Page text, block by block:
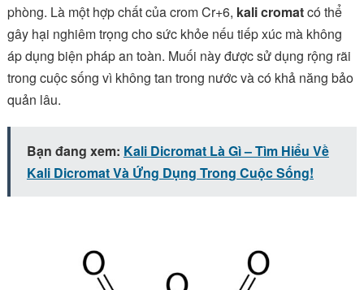
phòng. Là một hợp chất của crom Cr+6, kali cromatcó thể
gây hại nghiêm trọng cho sức khỏe nếu tiếp xúc mà không
áp dụng biện pháp an toàn. Muối này được sử dụng rộng rãi
trong cuộc sống vì không tan trong nước và có khả năng bảo
quản lâu.
Bạn đang xem: Kali Dicromat Là Gì – Tìm Hiểu Về
Kali Dicromat Và Ứng Dụng Trong Cuộc Sống!